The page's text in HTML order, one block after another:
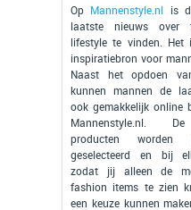
Op Mannenstyle.nl
is
laatste nieuws over
lifestyle te vinden. Het
inspiratiebron voor
Naast het opdoen
kunnen mannen de
ook gemakkelijk online
Mannenstyle.nl.
producten worden
geselecteerd en bij
zodat jij alleen de
fashion items te zien
een keuze kunnen